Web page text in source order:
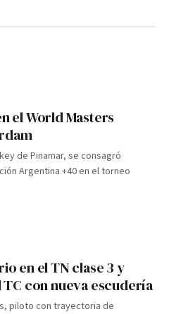
el World Masters
de Pinamar, se consagró
Argentina +40 en el torneo
en el TN clase 3 y
con nueva escudería
piloto con trayectoria de